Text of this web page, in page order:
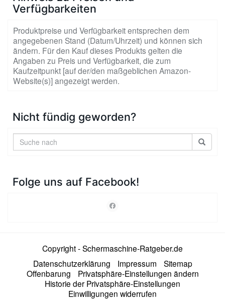
Verfügbarkeiten
Produktpreise und Verfügbarkeit entsprechen dem
angegebenen Stand (Datum/Uhrzeit) und können sich
ändern. Für den Kauf dieses Produkts gelten die
Angaben zu Preis und Verfügbarkeit, die zum
Kaufzeitpunkt [auf der/den maßgeblichen Amazon-
Website(s)] angezeigt werden.
Nicht fündig geworden?
Folge uns auf Facebook!
Copyright - Schermaschine-Ratgeber.de
Datenschutzerklärung
Impressum
Sitemap
Offenbarung
Privatsphäre-Einstellungen ändern
Historie der Privatsphäre-Einstellungen
Einwilligungen widerrufen